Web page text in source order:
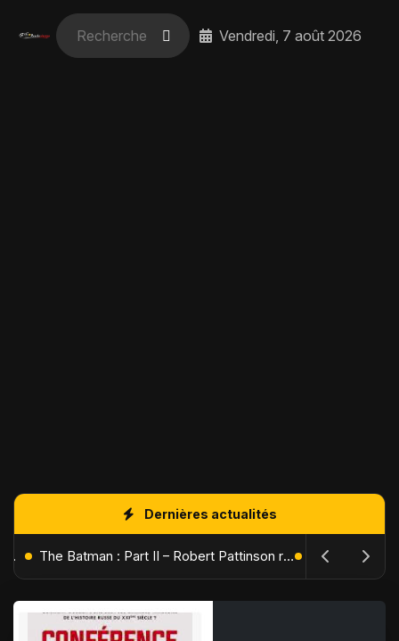
Vendredi, 7 août 2026
Dernières actualités
L'Âge de Glace : Le Réveil du Volcan – Manny, Sid et Diego de retour pour une aventure explosive The Batman : Part II – Robert Pattinson replonge dans les ténèbres de Gotham dès octobre 2027